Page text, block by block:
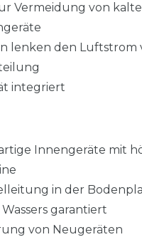
Vermeidung von
lenken den Luftstrom
integriert
Innengeräte mit
in der
garantiert
von Neugeräten